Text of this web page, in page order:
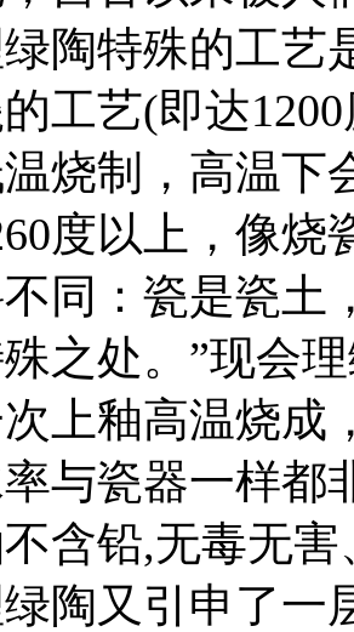
特殊的工艺
工艺(即达
烧制，高温下
度以上，像
同：瓷是瓷土
之处。”现会
上釉高温烧成
与瓷器一样都
不含铅,无毒无
陶又引申了一